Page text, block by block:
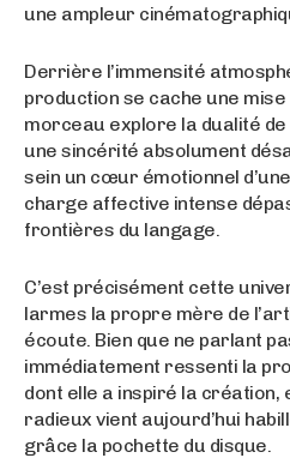
une ampleur
Derrière l’immensité
production se cache une
morceau explore la dualité de
une sincérité absolument
sein un cœur émotionnel
charge affective intense
frontières du langage.
C’est précisément cette
larmes la propre mère de
écoute. Bien que ne parlant
immédiatement ressenti la
dont elle a inspiré la création,
radieux vient aujourd’hui
grâce la pochette du disque.